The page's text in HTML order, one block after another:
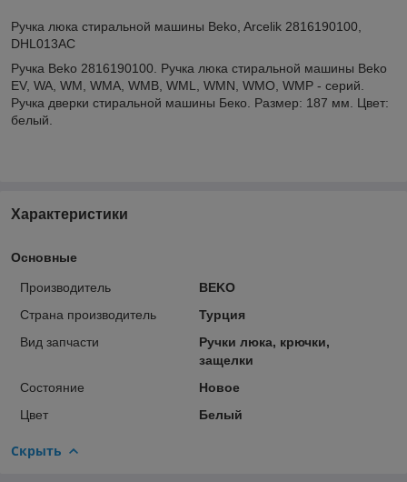
Ручка люка стиральной машины Beko, Arcelik 2816190100,
DHL013AC
Ручка Beko 2816190100. Ручка люка стиральной машины Beko
EV, WA, WM, WMA, WMB, WML, WMN, WMO, WMP - серий.
Ручка дверки стиральной машины Беко. Размер: 187 мм. Цвет:
белый.
Характеристики
Основные
Производитель
BEKO
Страна производитель
Турция
Вид запчасти
Ручки люка, крючки,
защелки
Состояние
Новое
Цвет
Белый
Скрыть